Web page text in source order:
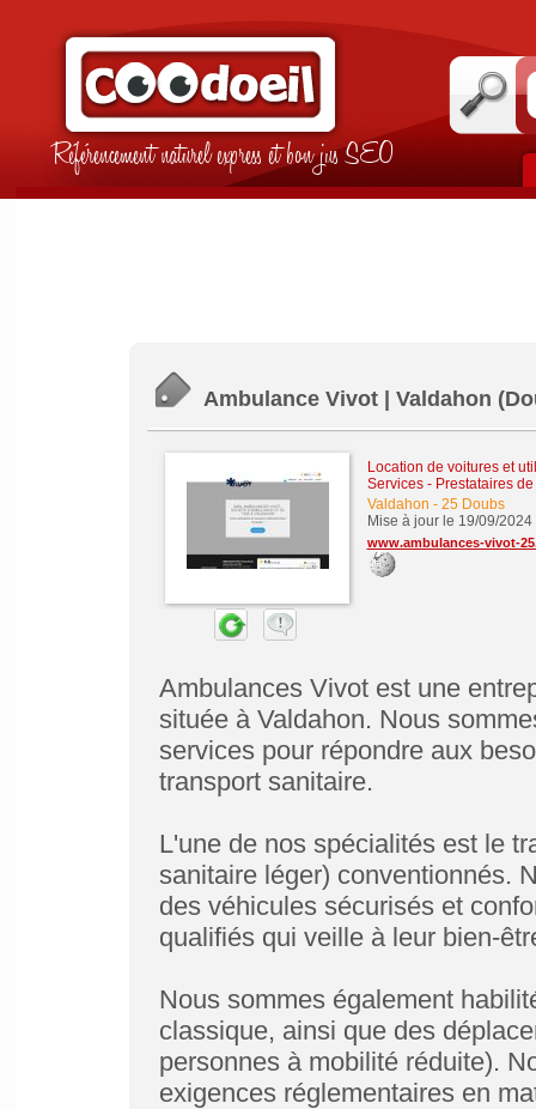
Référencement naturel express et bon jus SEO
Ambulance Vivot | Valdahon
Location de voitures et
Services - Prestataires
Valdahon - 25 Doubs
Mise à jour le 19/09/2024
www.ambulances-vivot-
Ambulances Vivot est une
située à Valdahon. Nous
services pour répondre aux
transport sanitaire.
L'une de nos spécialités est le
sanitaire léger) conventionnés.
des véhicules sécurisés et
qualifiés qui veille à leur bien-
Nous sommes également
classique, ainsi que des
personnes à mobilité réduite).
exigences réglementaires en